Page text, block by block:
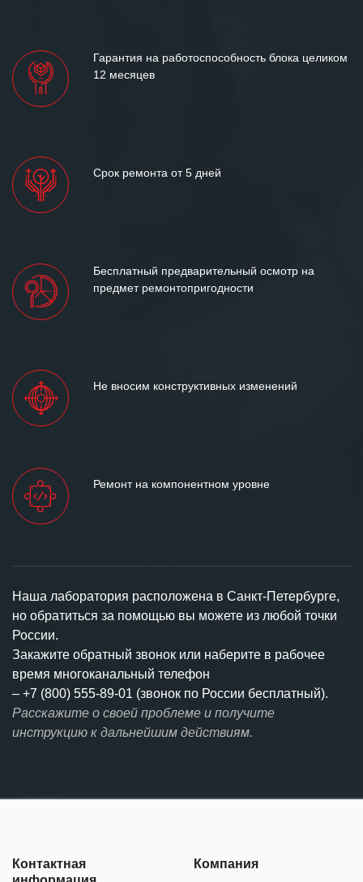
Гарантия на работоспособность блока целиком
12 месяцев
Срок ремонта от 5 дней
Бесплатный предварительный осмотр на
предмет ремонтопригодности
Не вносим конструктивных изменений
Ремонт на компонентном уровне
Наша лаборатория расположена в Санкт-Петербурге,
но обратиться за помощью вы можете из любой точки
России.
Закажите обратный звонок или наберите в рабочее
время многоканальный телефон
– +7 (800) 555-89-01 (звонок по России бесплатный).
Расскажите о своей проблеме и получите
инструкцию к дальнейшим действиям.
Контактная
Компания